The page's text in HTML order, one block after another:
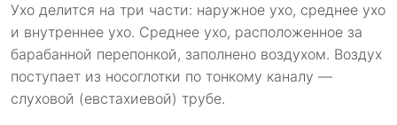
Ухо делится на три части: наружное ухо, среднее ухо
и внутреннее ухо. Среднее ухо, расположенное за
барабанной перепонкой, заполнено воздухом. Воздух
поступает из носоглотки по тонкому каналу —
слуховой (евстахиевой) трубе.